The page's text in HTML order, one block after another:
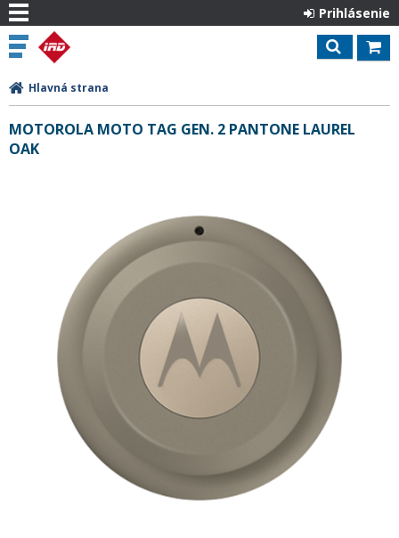
Prihlásenie
Hlavná strana
MOTOROLA MOTO TAG GEN. 2 PANTONE LAUREL
OAK